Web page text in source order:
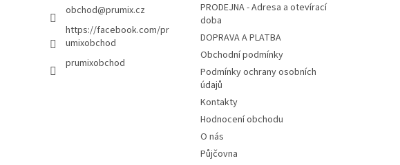
obchod@prumix.cz
https://facebook.com/pr
umixobchod
prumixobchod
PRODEJNA - Adresa a otevírací
doba
DOPRAVA A PLATBA
Obchodní podmínky
Podmínky ochrany osobních
údajů
Kontakty
Hodnocení obchodu
O nás
Půjčovna